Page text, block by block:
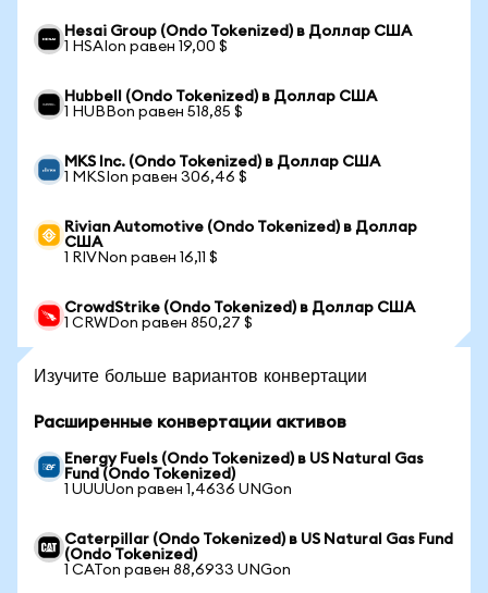
Hesai Group (Ondo Tokenized) в Доллар США
1 HSAIon равен 19,00 $
Hubbell (Ondo Tokenized) в Доллар США
1 HUBBon равен 518,85 $
MKS Inc. (Ondo Tokenized) в Доллар США
1 MKSIon равен 306,46 $
Rivian Automotive (Ondo Tokenized) в Доллар
США
1 RIVNon равен 16,11 $
CrowdStrike (Ondo Tokenized) в Доллар США
1 CRWDon равен 850,27 $
Изучите больше вариантов конвертации
Расширенные конвертации активов
Energy Fuels (Ondo Tokenized) в US Natural Gas
Fund (Ondo Tokenized)
1 UUUUon равен 1,4636 UNGon
Caterpillar (Ondo Tokenized) в US Natural Gas Fund
(Ondo Tokenized)
1 CATon равен 88,6933 UNGon